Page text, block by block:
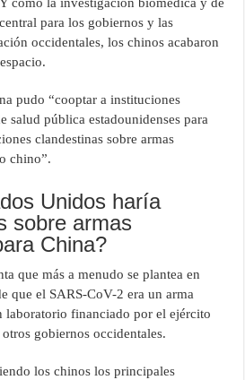
como la investigación biomédica y de
para los gobiernos y las
occidentales, los chinos acabaron
pudo “cooptar a instituciones
salud pública estadounidenses para
clandestinas sobre armas
chino”.
Unidos haría
sobre armas
China?
que más a menudo se plantea en
que el SARS-CoV-2 era un arma
laboratorio financiado por el ejército
gobiernos occidentales.
los chinos los principales